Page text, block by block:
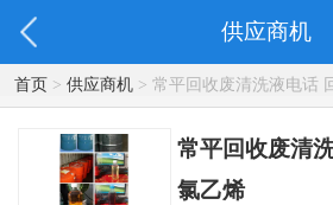
供应商机
首页> 供应商机> 常平回收废清洗液电话
常平回收废清
氯乙烯